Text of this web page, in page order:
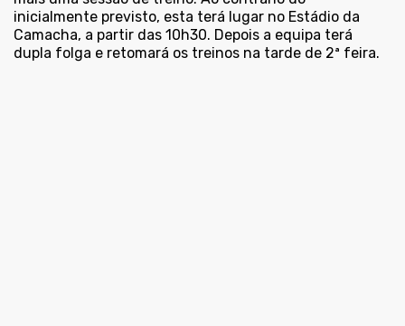
inicialmente previsto, esta terá lugar no Estádio da
Camacha, a partir das 10h30. Depois a equipa terá
dupla folga e retomará os treinos na tarde de 2ª feira.